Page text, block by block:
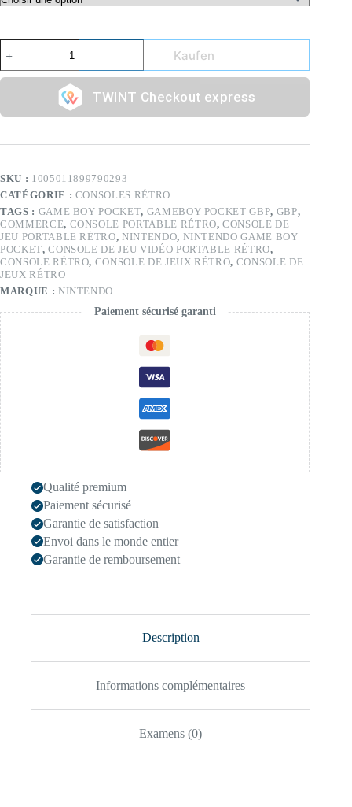
Kaufen
Checkout express
SKU : 1005011899790293
CATÉGORIE : CONSOLES RÉTRO
TAGS : GAME BOY POCKET, GAMEBOY POCKET GBP, GBP,
COMMERCE, CONSOLE PORTABLE RÉTRO,CONSOLE DE
JEU PORTABLE RÉTRO,NINTENDO, NINTENDO GAME BOY
POCKET,CONSOLE DE JEU VIDÉO PORTABLE RÉTRO,
CONSOLE RÉTRO, CONSOLE DE JEUX RÉTRO, CONSOLE DE
JEUX RÉTRO
MARQUE : NINTENDO
Paiement sécurisé garanti
Qualité premium
Paiement sécurisé
Garantie de satisfaction
Envoi dans le monde entier
Garantie de remboursement
Description
Informations complémentaires
Examens (0)